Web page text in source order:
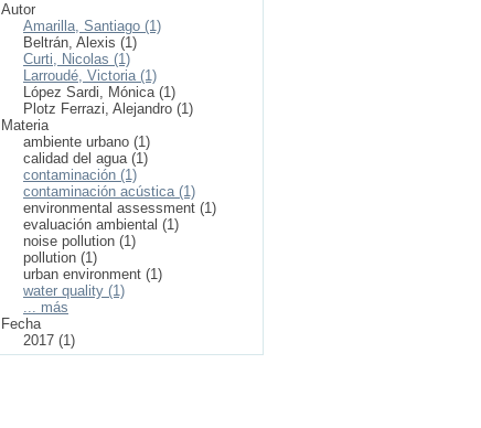
Autor
Amarilla, Santiago (1)
Beltrán, Alexis (1)
Curti, Nicolas (1)
Larroudé, Victoria (1)
López Sardi, Mónica (1)
Plotz Ferrazi, Alejandro (1)
Materia
ambiente urbano (1)
calidad del agua (1)
contaminación (1)
contaminación acústica (1)
environmental assessment (1)
evaluación ambiental (1)
noise pollution (1)
pollution (1)
urban environment (1)
water quality (1)
... más
Fecha
2017 (1)